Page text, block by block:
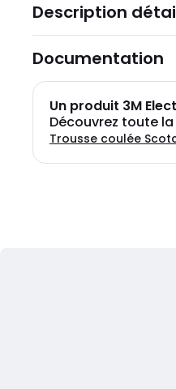
Description
Documentation
Un produit 3M
Découvrez toute
Trousse coulée